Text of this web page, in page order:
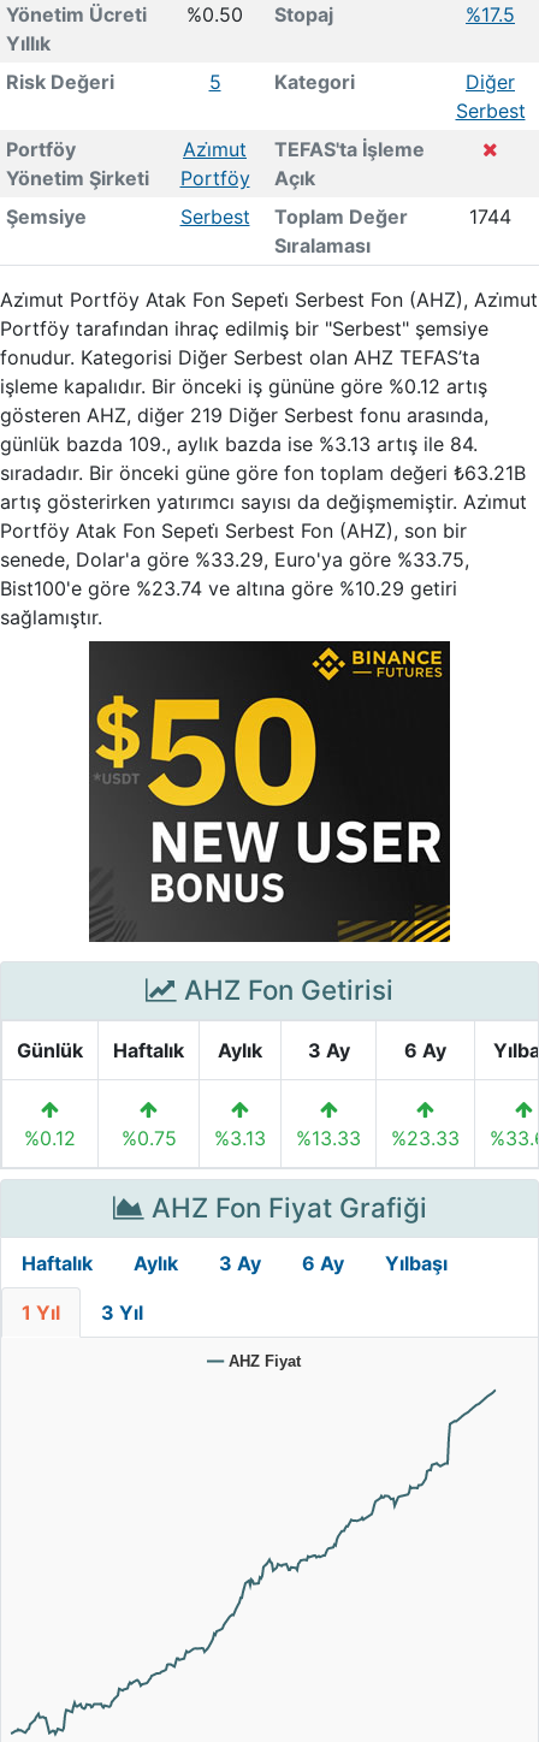
Yönetim Ücreti
Yıllık
%0.50 Stopaj %17.5
Risk Değeri 5 Kategori
Diğer
Serbest
Portföy
Yönetim Şirketi
Azi̇mut
Portföy
TEFAS'ta İşleme
Açık
Şemsiye
Serbest
Toplam Değer
Sıralaması
1744
Azi̇mut Portföy Atak Fon Sepeti̇ Serbest Fon (AHZ), Azi̇mut
Portföy tarafından ihraç edilmiş bir "Serbest" şemsiye
fonudur. Kategorisi Diğer Serbest olan AHZ TEFAS’ta
işleme kapalıdır. Bir önceki iş gününe göre %0.12 artış
gösteren AHZ, diğer 219 Diğer Serbest fonu arasında,
günlük bazda 109., aylık bazda ise %3.13 artış ile 84.
sıradadır. Bir önceki güne göre fon toplam değeri ₺63.21B
artış gösterirken yatırımcı sayısı da değişmemiştir. Azi̇mut
Portföy Atak Fon Sepeti̇ Serbest Fon (AHZ), son bir
senede, Dolar'a göre %33.29, Euro'ya göre %33.75,
Bist100'e göre %23.74 ve altına göre %10.29 getiri
sağlamıştır.
AHZ Fon Getirisi
Günlük Haftalık Aylık 3 Ay 6 Ay
%0.12 %0.75 %3.13 %13.33 %23.33
AHZ Fon Fiyat Grafiği
Haftalık Aylık 3 Ay 6 Ay Yılbaşı
1 Yıl 3 Yıl